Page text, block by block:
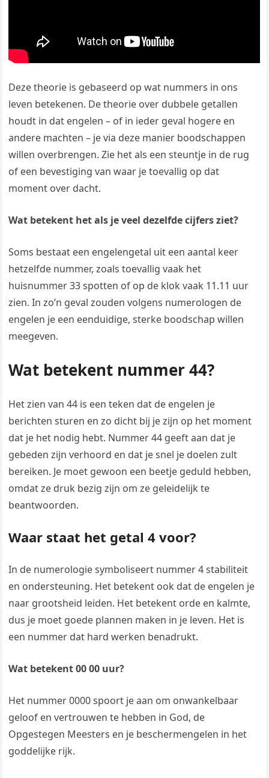
Deze theorie is gebaseerd op wat nummers in ons
leven betekenen. De theorie over dubbele getallen
houdt in dat engelen – of in ieder geval hogere en
andere machten – je via deze manier boodschappen
willen overbrengen. Zie het als een steuntje in de rug
of een bevestiging van waar je toevallig op dat
moment over dacht.
Wat betekent het als je veel dezelfde cijfers ziet?
Soms bestaat een engelengetal uit een aantal keer
hetzelfde nummer, zoals toevallig vaak het
huisnummer 33 spotten of op de klok vaak 11.11 uur
zien. In zo’n geval zouden volgens numerologen de
engelen je een eenduidige, sterke boodschap willen
meegeven.
Wat betekent nummer 44?
Het zien van 44 is een teken dat de engelen je
berichten sturen en zo dicht bij je zijn op het moment
dat je het nodig hebt. Nummer 44 geeft aan dat je
gebeden zijn verhoord en dat je snel je doelen zult
bereiken. Je moet gewoon een beetje geduld hebben,
omdat ze druk bezig zijn om ze geleidelijk te
beantwoorden.
Waar staat het getal 4 voor?
In de numerologie symboliseert nummer 4 stabiliteit
en ondersteuning. Het betekent ook dat de engelen je
naar grootsheid leiden. Het betekent orde en kalmte,
dus je moet goede plannen maken in je leven. Het is
een nummer dat hard werken benadrukt.
Wat betekent 00 00 uur?
Het nummer 0000 spoort je aan om onwankelbaar
geloof en vertrouwen te hebben in God, de
Opgestegen Meesters en je beschermengelen in het
goddelijke rijk.